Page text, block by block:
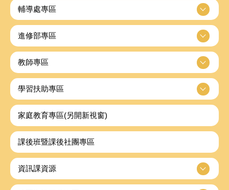
輔導處專區
進修部專區
教師專區
學習扶助專區
家庭教育專區(另開新視窗)
課後班暨課後社團專區
資訊課資源